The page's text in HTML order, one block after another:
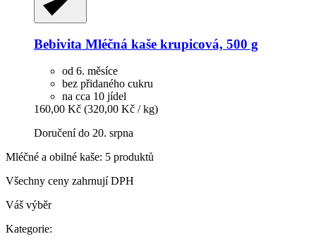
Bebivita Mléčná kaše krupicová, 500 g
od 6. měsíce
bez přidaného cukru
na cca 10 jídel
160,00 Kč (320,00 Kč / kg)
Doručení do 20. srpna
Mléčné a obilné kaše: 5 produktů
Všechny ceny zahrnují DPH
Váš výběr
Kategorie: